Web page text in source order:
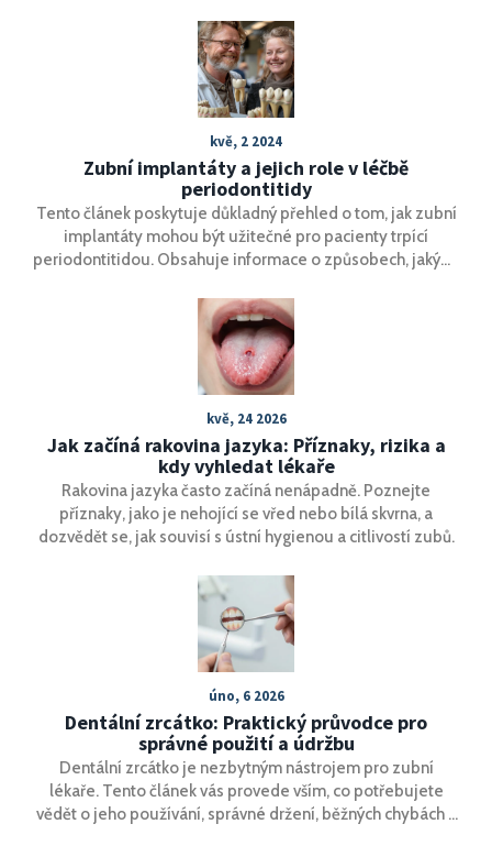
kvě, 2 2024
Zubní implantáty a jejich role v léčbě
periodontitidy
Tento článek poskytuje důkladný přehled o tom, jak zubní
implantáty mohou být užitečné pro pacienty trpící
periodontitidou. Obsahuje informace o způsobech, jakými
možných komplikacích a doporučení pro údržbu. Čtenáři
se dozví, jak předcházet ztrátě kostní hmoty a jak
implantáty mohou zlepšit kvalitu života.
kvě, 24 2026
Jak začíná rakovina jazyka: Příznaky, rizika a
kdy vyhledat lékaře
Rakovina jazyka často začíná nenápadně. Poznejte
příznaky, jako je nehojící se vřed nebo bílá skvrna, a
dozvědět se, jak souvisí s ústní hygienou a citlivostí zubů.
úno, 6 2026
Dentální zrcátko: Praktický průvodce pro
správné použití a údržbu
Dentální zrcátko je nezbytným nástrojem pro zubní
lékaře. Tento článek vás provede vším, co potřebujete
vědět o jeho používání, správné držení, běžných chybách a